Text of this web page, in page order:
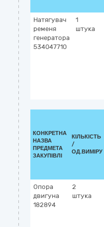
Натягувач
ременя
генератора
534047710
1
штука
КОНКРЕТНА
НАЗВА
ПРЕДМЕТА
ЗАКУПІВЛІ
КІЛЬКІСТЬ
/
ОД.ВИМІРУ
Опора
двигуна
182894
2
штука